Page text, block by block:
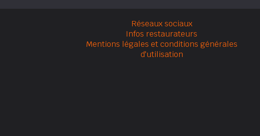
Réseaux sociaux
Infos restaurateurs
Mentions légales et conditions générales
d'utilisation